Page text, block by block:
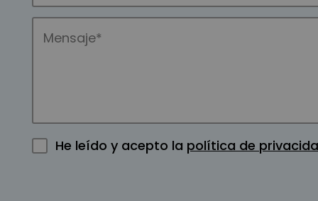
He leído y acepto la política de